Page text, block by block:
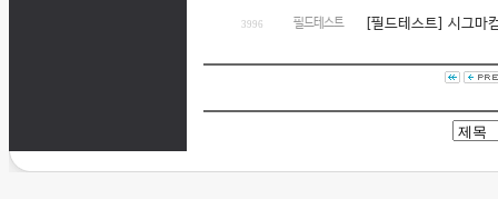
3996 필드테스트 [필드테스트] 시그마